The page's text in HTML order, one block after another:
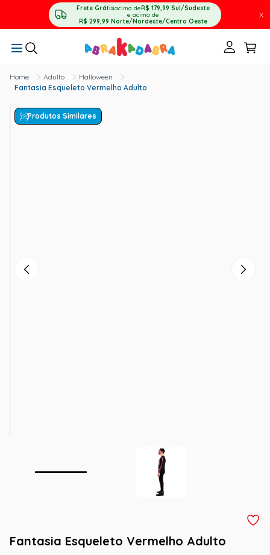
Frete Grátisacima deR$ 179,99 Sul/Sudeste
e acima de
R$ 299,99 Norte/Nordeste/Centro Oeste
X
Adulto
Halloween
Fantasia Esqueleto Vermelho Adulto
Produtos Similares
Fantasia Esqueleto Vermelho Adulto